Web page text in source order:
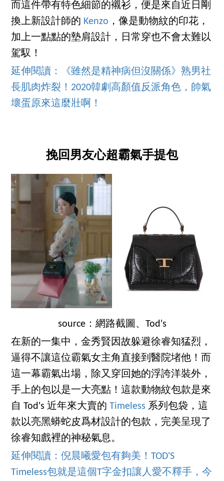
而這件帶有特色細節的襯衫，便是來自近日剛
換上新設計師的 Kenzo ，像是動物紋的印花，
加上一點點的墊肩設計，日常穿也不會太難以
駕馭！
延伸閱讀：《雖然是精神病但沒關係》熟男社
長肌肉炸裂！2020韓劇高顏值反派角色，帥氣
壞蛋原來這麼壯啊！
挽回男友心超霸氣手提包
source：網路截圖、Tod's
在新的一集中，金秀賢因故躲避徐睿知猛烈，
逼得不讓這位霸氣女主角直接到醫院堵他！而
這一幕霸氣出場，除又穿回她的浮誇洋裝外，
手上的包以是一大亮點！這款動物紋包款是來
自 Tod's 近年來大賣的Timeless 系列包袋，這
款以亮黑蟒蛇皮爲材設計的包款，完美呈現了
徐睿知戲裡的神秘氣息。
延伸閱讀：倪晨曦愛包有夠美！TOD'S
Timeless包就是這個T字金扣讓人愛不釋手，今